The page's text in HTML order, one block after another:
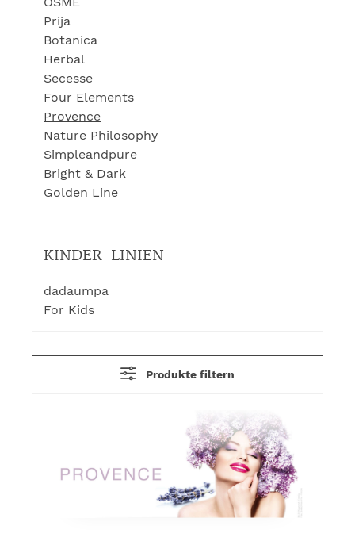
Prija
Botanica
Herbal
Secesse
Four Elements
Provence
Nature Philosophy
Simpleandpure
Bright & Dark
Golden Line
KINDER-LINIEN
dadaumpa
For Kids
Produkte filtern